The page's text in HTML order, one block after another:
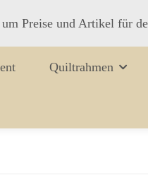
Preise und Artikel für
Quiltrahmen